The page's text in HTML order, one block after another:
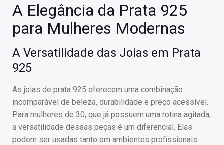
A Elegância da Prata 925
para Mulheres Modernas
A Versatilidade das Joias em Prata
925
As joias de prata 925 oferecem uma combinação
incomparável de beleza, durabilidade e preço acessível.
Para mulheres de 30, que já possuem uma rotina agitada,
a versatilidade dessas peças é um diferencial. Elas
podem ser usadas tanto em ambientes profissionais